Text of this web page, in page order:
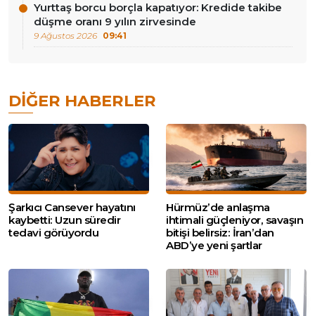
Yurttaş borcu borçla kapatıyor: Kredide takibe
düşme oranı 9 yılın zirvesinde
9 Ağustos 2026 09:41
DIĞER HABERLER
Şarkıcı Cansever hayatını
kaybetti: Uzun süredir
tedavi görüyordu
Hürmüz’de anlaşma
ihtimali güçleniyor, savaşın
bitişi belirsiz: İran’dan
ABD’ye yeni şartlar